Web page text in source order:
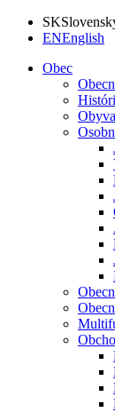
SK
ENEnglish
Obec